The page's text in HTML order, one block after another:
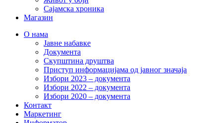
Сајамска хроника
Магазин
О нама
Јавне набавке
Документа
Скупштина друштва
Приступ информацијама од јавног значаја
Избори 2023 – документа
Избори 2022 – документа
Избори 2020 – документа
Контакт
Маркетинг